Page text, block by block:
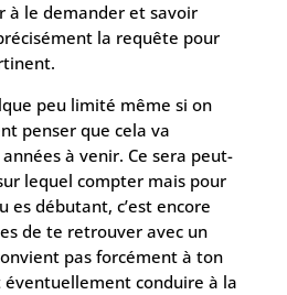
à le demander et savoir
la requête pour
peu limité même si on
penser que cela va
à venir. Ce sera peut-
lequel compter mais pour
es débutant, c’est encore
de te retrouver avec un
pas forcément à ton
conduire à la